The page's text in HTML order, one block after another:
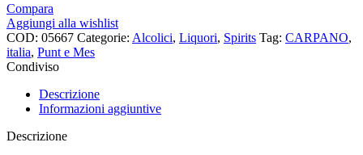
Compara
Aggiungi alla wishlist
COD: 05667 Categorie: Alcolici, Liquori, Spirits Tag: CARPANO,
italia, Punt e Mes
Condiviso
Descrizione
Informazioni aggiuntive
Descrizione